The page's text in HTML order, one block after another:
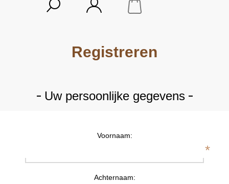
Registreren
Uw persoonlijke gegevens
Voornaam:
*
Achternaam: